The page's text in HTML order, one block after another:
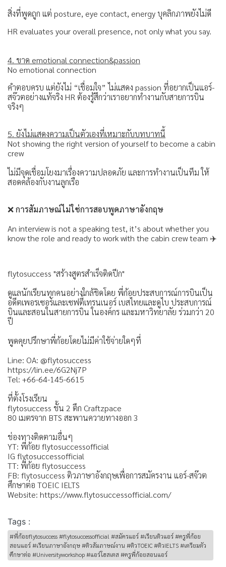
สิ่งที่พูดถูก แต่ posture, eye contact, energy บุคลิกภาพยังไม่ดี
HR evaluates your overall presence, not only what you say.
4. ขาด emotional connection&passion
No emotional connection
คำตอบครบ แต่ยังไม่ “เชื่อมใจ” ไม่แสดง passion ที่อยากเป็นแอร์-
สจ๊วตอย่างแท้จริง HR ต้องรู้สึกว่าเราอยากทำงานกับสายการบิน
จริงๆ
5. ยังไม่แสดงความเป็นตัวเองที่เหมาะกับบทบาทนี้
Not showing the right version of yourself to become a cabin
crew
ไม่มีจุดเชื่อมโยงมาเรื่องความปลอดภัย และการทำงานเป็นทีม ให้
สอดคล้องกับงานลูกเรือ
❌การสัมภาษณ์ไม่ใช่การสอบพูดภาษาอังกฤษ
An interview is not a speaking test, it’s about whether you
know the role and ready to work with the cabin crew team ✈️
flytosuccess "สร้างสูตรสำเร็จติดปีก"
ดูแลนักเรียนทุกคนอย่างใกล้ชิดโดย พี่ก้อยประสบการณ์การบินเป็น
อดีตเพอรเซอร์และเซฟตี้เทรนเนอร์ เบสไทยและดูไบ ประสบการณ์
บินและสอนในสายการบิน ในองค์กร และมหาวิทยาลัย ร่วมกว่า 20
ปี
พูดคุยปรึกษาพี่ก้อยโดยไม่มีค่าใช้จ่ายใดๆที่
Line: OA: @flytosuccess
https://lin.ee/6G2Nj7P
Tel: +66-64-145-6615
ที่ตั้งโรงเรียน
flytosuccess ชั้น 2 ตึก Craftzpace
80 เมตรจาก BTS สะพานควายทางออก 3
ช่องทางติดตามอื่นๆ
YT: พี่ก้อย flytosuccessofficial
IG flytosuccessofficial
TT: พี่ก้อย flytosuccess
FB: flytosuccess ติวภาษาอังกฤษเพื่อการสมัครงาน แอร์-สจ๊วต
ศึกษาต่อ TOEIC IELTS
Website: https://www.flytosuccessofficial.com/
Tags :
#พี่ก้อยflytosuccess #flytosuccessofficial #สมัครแอร์ #เรียนติวแอร์ #ครูพี่ก้อย
สอนแอร์ #เรียนภาษาอังกฤษ #ติวสัมภาษณ์งาน #ติวTOEIC #ติวIELTS #เตรียมตัว
ศึกษาต่อ #Universityworkshop #แอร์โฮสเตส #ครูพี่ก้อยสอนแอร์